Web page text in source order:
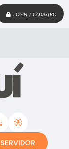
LOGIN / CADASTRO
SERVIDOR